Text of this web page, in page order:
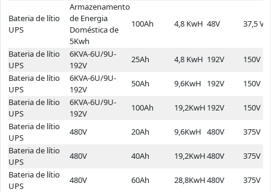
Bateria de lítio
UPS
Armazenamento
de Energia
Doméstica de
5Kwh
100Ah 4,8 KwH 48V 37,5 V
Bateria de lítio
UPS
6KVA-6U/9U-
192V
25Ah 4,8 KwH 192V
150V
Bateria de lítio
UPS
6KVA-6U/9U-
192V
50Ah 9,6KwH 192V
150V
Bateria de lítio
UPS
6KVA-6U/9U-
192V
100Ah 19,2KwH 192V
150V
Bateria de lítio
UPS
480V 20Ah 9,6KwH 480V
375V
Bateria de lítio
UPS
480V 40Ah 19,2KwH480V
375V
Bateria de lítio
UPS
480V 60Ah 28,8KwH480V 375V